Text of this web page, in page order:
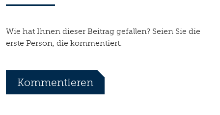
Wie hat Ihnen dieser Beitrag gefallen? Seien Sie die
erste Person, die kommentiert.
Kommentieren